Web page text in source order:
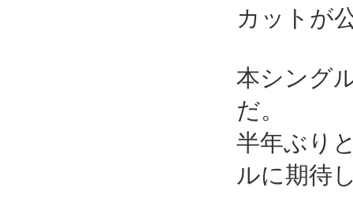
カットが
本シング
だ。
半年ぶり
ルに期待